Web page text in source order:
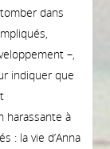
dans
–,
indiquer que
harassante à
: la vie d’Anna